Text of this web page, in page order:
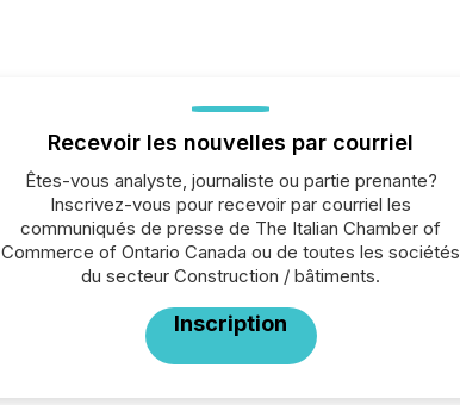
Recevoir les nouvelles par courriel
Êtes-vous analyste, journaliste ou partie prenante?
Inscrivez-vous pour recevoir par courriel les
communiqués de presse de The Italian Chamber of
Commerce of Ontario Canada ou de toutes les sociétés
du secteur Construction / bâtiments.
Inscription